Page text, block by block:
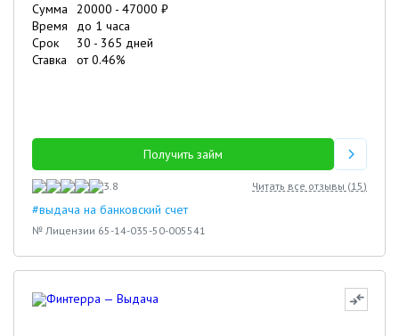
Сумма 20000 - 47000 ₽
Время
до 1 часа
Срок
30 - 365 дней
Ставка
от0.46%
Получить займ
3.8 Читать все отзывы (15)
#выдача на банковский счет
№ Лицензии 65-14-035-50-005541